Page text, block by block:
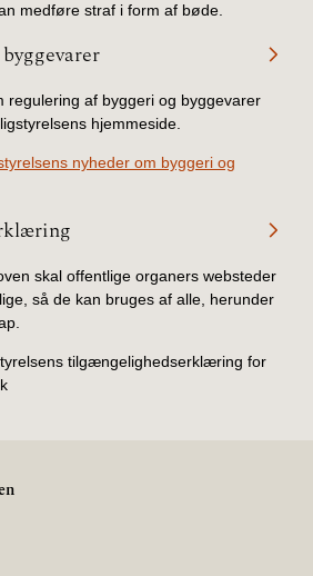
medføre straf i form af bøde.
regulering af byggeri og byggevarer
hjemmeside.
nyheder om byggeri og
skal offentlige organers websteder
så de kan bruges af alle, herunder
tilgængelighedserklæring for